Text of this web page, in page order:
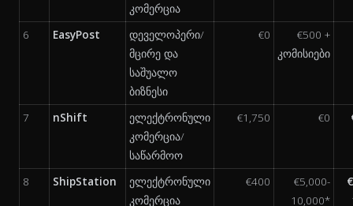
კომერცია
6
EasyPost
დეველოპერი/
მცირე და
საშუალო
ბიზნესი
€0
€500 +
კომისიები
7 nShift
ელექტრონული
კომერცია/
საწარმოო
€1,750 €0
8 ShipStation
ელექტრონული
კომერცია
€400
€5,000-
10,000*